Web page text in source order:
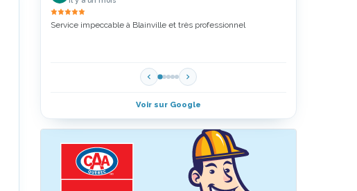
Service impeccable à Blainville et très professionnel
Voir sur Google